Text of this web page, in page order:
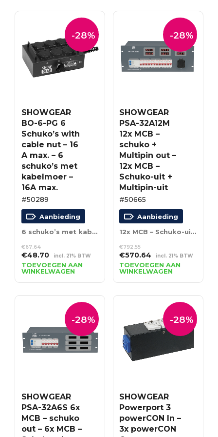
-28%
SHOWGEAR
BO-6-PG 6
Schuko’s with
cable nut – 16
A max. – 6
schuko’s met
kabelmoer –
16A max.
#50289
Aanbieding
6 schuko’s met kabelmoer – 16A max.
€67.64
Oorspronkelijke
prijs
was:
€67.64.
€48.70Huidige
prijs
is:
€48.70.
incl. 21% BTW
TOEVOEGEN AAN
WINKELWAGEN
-28%
SHOWGEAR
PSA-32A12M
12x MCB –
schuko +
Multipin out –
12x MCB –
Schuko-uit +
Multipin-uit
#50665
Aanbieding
12x MCB – Schuko-uit + Multipin-uit
€792.55
Oorspronkelijke
prijs
was:
€792.55.
€570.64 Huidige
prijs
is:
€570.64.
incl. 21% BTW
TOEVOEGEN AAN
WINKELWAGEN
-28%
SHOWGEAR
PSA-32A6S 6x
MCB – schuko
out – 6x MCB –
-28%
SHOWGEAR
Powerport 3
powerCON In –
3x powerCON